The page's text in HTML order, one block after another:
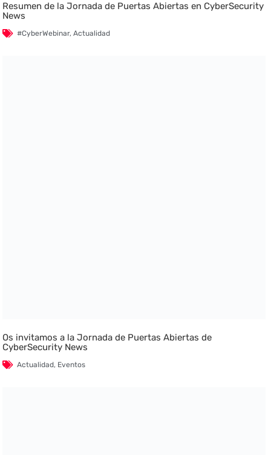
Resumen de la Jornada de Puertas Abiertas en CyberSecurity
News
#CyberWebinar,Actualidad
Os invitamos a la Jornada de Puertas Abiertas de
CyberSecurity News
Actualidad, Eventos